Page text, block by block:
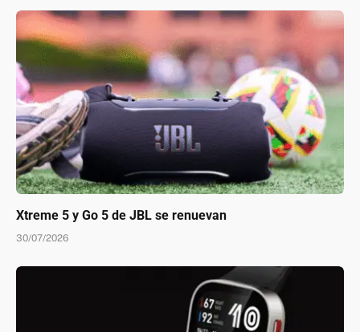
Xtreme 5 y Go 5 de JBL se renuevan
30/07/2026